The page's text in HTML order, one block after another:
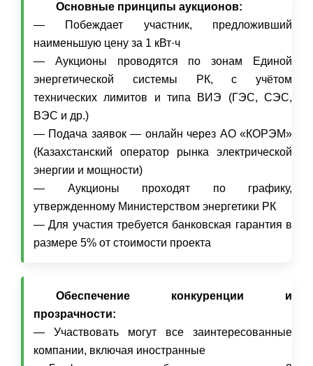
Основные принципы аукционов:
— Побеждает участник, предложивший
наименьшую цену за 1 кВт·ч
— Аукционы проводятся по зонам Единой
энергетической системы РК, с учётом
технических лимитов и типа ВИЭ (ГЭС, СЭС,
ВЭС и др.)
— Подача заявок — онлайн через АО «КОРЭМ»
(Казахстанский оператор рынка электрической
энергии и мощности)
— Аукционы проходят по графику,
утвержденному Министерством энергетики РК
— Для участия требуется банковская гарантия в
размере 5% от стоимости проекта
Обеспечение конкуренции и
прозрачности:
— Участвовать могут все заинтересованные
компании, включая иностранные